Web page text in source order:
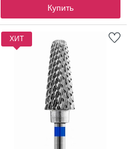
Купить
ХИТ